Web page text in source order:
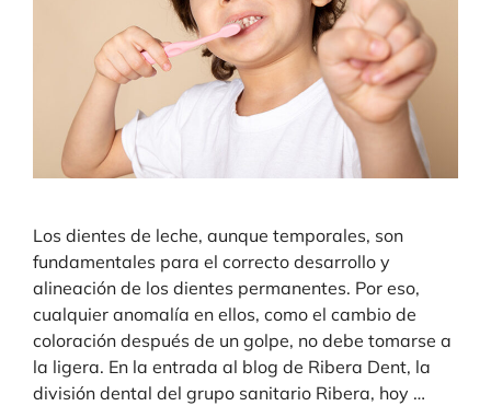
Los dientes de leche, aunque temporales, son
fundamentales para el correcto desarrollo y
alineación de los dientes permanentes. Por eso,
cualquier anomalía en ellos, como el cambio de
coloración después de un golpe, no debe tomarse a
la ligera. En la entrada al blog de Ribera Dent, la
división dental del grupo sanitario Ribera, hoy …